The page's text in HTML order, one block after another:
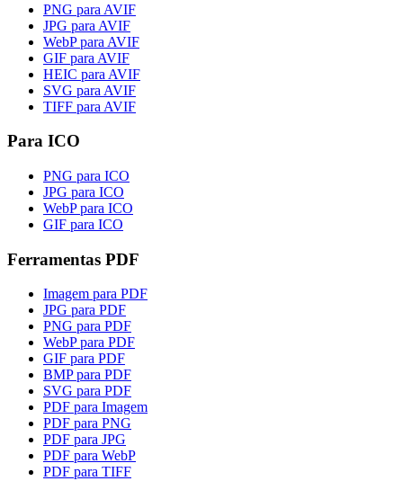
PNG para AVIF
JPG para AVIF
WebP para AVIF
GIF para AVIF
HEIC para AVIF
SVG para AVIF
TIFF para AVIF
Para ICO
PNG para ICO
JPG para ICO
WebP para ICO
GIF para ICO
Ferramentas PDF
Imagem para PDF
JPG para PDF
PNG para PDF
WebP para PDF
GIF para PDF
BMP para PDF
SVG para PDF
PDF para Imagem
PDF para PNG
PDF para JPG
PDF para WebP
PDF para TIFF